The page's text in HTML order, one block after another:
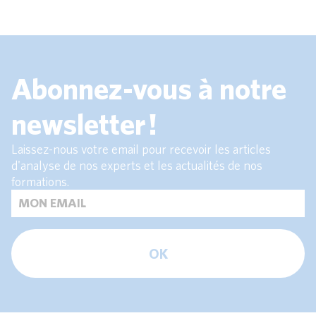
Abonnez-vous à notre
newsletter !
Laissez-nous votre email pour recevoir les articles
d'analyse de nos experts et les actualités de nos
formations.
OK